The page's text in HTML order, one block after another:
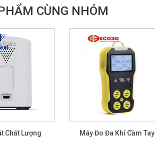
CÙNG NHÓM
Chất Lượng
Máy Đo Đa Khí Cầm Tay